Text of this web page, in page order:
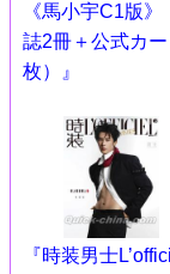
《馬小宇C1版》
誌2冊＋公式カ
枚）』
『時装男士